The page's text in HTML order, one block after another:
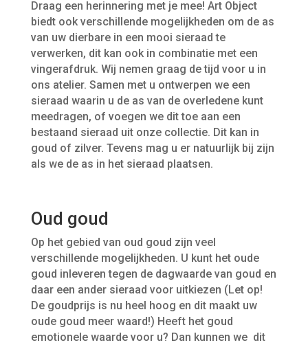
Draag een herinnering met je mee! Art Object
biedt ook verschillende mogelijkheden om de as
van uw dierbare in een mooi sieraad te
verwerken, dit kan ook in combinatie met een
vingerafdruk. Wij nemen graag de tijd voor u in
ons atelier. Samen met u ontwerpen we een
sieraad waarin u de as van de overledene kunt
meedragen, of voegen we dit toe aan een
bestaand sieraad uit onze collectie. Dit kan in
goud of zilver. Tevens mag u er natuurlijk bij zijn
als we de as in het sieraad plaatsen.
Oud goud
Op het gebied van oud goud zijn veel
verschillende mogelijkheden. U kunt het oude
goud inleveren tegen de dagwaarde van goud en
daar een ander sieraad voor uitkiezen (Let op!
De goudprijs is nu heel hoog en dit maakt uw
oude goud meer waard!) Heeft het goud
emotionele waarde voor u? Dan kunnen we dit